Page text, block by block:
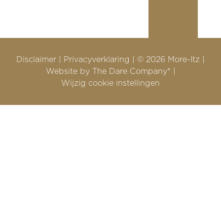
Disclaimer Privacyverklaring © 2026 More-Itz
Website by
The Dare Company*
Wijzig cookie instellingen